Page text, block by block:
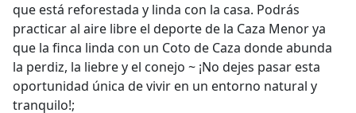
que está reforestada y linda con la casa. Podrás
practicar al aire libre el deporte de la Caza Menor ya
que la finca linda con un Coto de Caza donde abunda
la perdiz, la liebre y el conejo ~ ¡No dejes pasar esta
oportunidad única de vivir en un entorno natural y
tranquilo!;